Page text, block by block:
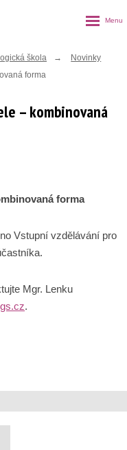
škola
Novinky
forma
– kombinovaná
forma
Vstupní vzdělávání pro
Mgr. Lenku
.